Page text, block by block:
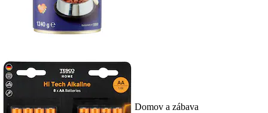
Domov a zábava